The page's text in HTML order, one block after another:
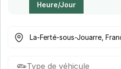
Heure/Jour
Où cherchez-vous un parking ?
Type de véhicule